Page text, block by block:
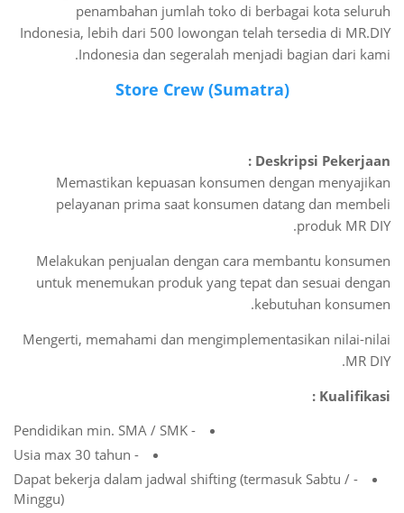
penambahan jumlah toko di berbagai kota seluruh
Indonesia, lebih dari 500 lowongan telah tersedia di MR.DIY
Indonesia dan segeralah menjadi bagian dari kami.
Store Crew (Sumatra)
Deskripsi Pekerjaan :
Memastikan kepuasan konsumen dengan menyajikan
pelayanan prima saat konsumen datang dan membeli
produk MR DIY.
Melakukan penjualan dengan cara membantu konsumen
untuk menemukan produk yang tepat dan sesuai dengan
kebutuhan konsumen.
Mengerti, memahami dan mengimplementasikan nilai-nilai
MR DIY.
Kualifikasi :
- Pendidikan min. SMA / SMK
- Usia max 30 tahun
- Dapat bekerja dalam jadwal shifting (termasuk Sabtu /
Minggu)